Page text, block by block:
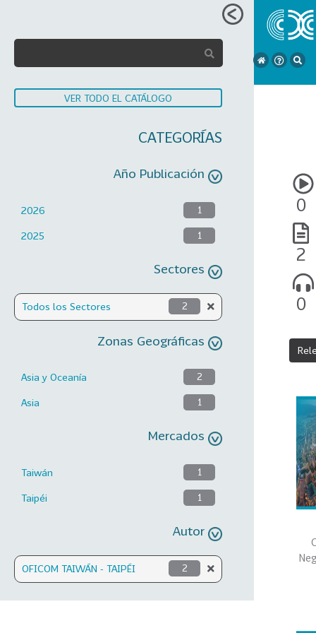
VER TODO EL CATÁLOGO
CATEGORÍAS
Año Publicación
2026 1
2025 1
Sectores
Todos los Sectores 2
Zonas Geográficas
Asia y Oceanía 2
Asia 1
Mercados
Taiwán 1
Taipéi 1
Autor
OFICOM TAIWÁN - TAIPÉI 2
0
2
0